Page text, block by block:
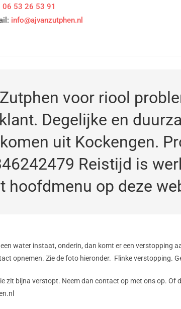
06 53 26 53 91
info@ajvanzutphen.nl
voor riool
Degelijke en
uit Kockengen.
Reistijd is
hoofdmenu op deze
water instaat, onderin, dan komt er een verstopping
opnemen. Zie de foto hieronder. Flinke verstopping.
zit bijna verstopt. Neem dan contact op met ons op.Of